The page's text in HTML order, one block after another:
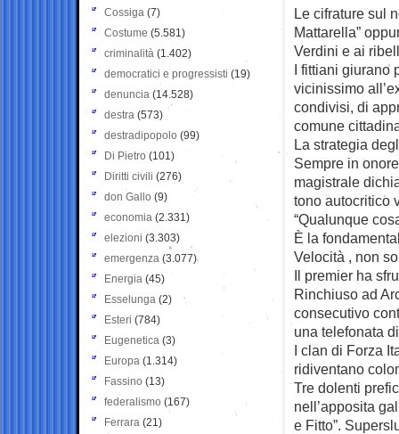
Le cifrature sul
Mattarella”
Verdini e ai
I fittiani giurano
vicinissimo
condivisi, di
comune
La strategia
Sempre in
magistrale
tono autocritico
“Qualunque
È la
Velocità , non
Il premier ha
Rinchiuso ad
consecutivo
una telefonata
I clan di Forza
ridiventano
Tre dolenti
nell’apposita
e Fitto”.
Cossiga (7)
Costume (5.581)
criminalità (1.402)
democratici e progressisti (19)
denuncia (14.528)
destra (573)
destradipopolo (99)
Di Pietro (101)
Diritti civili (276)
don Gallo (9)
economia (2.331)
elezioni (3.303)
emergenza (3.077)
Energia (45)
Esselunga (2)
Esteri (784)
Eugenetica (3)
Europa (1.314)
Fassino (13)
federalismo (167)
Ferrara (21)